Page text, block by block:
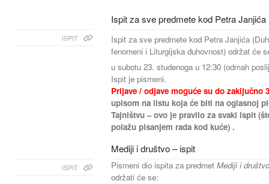
Ispit za sve predmete kod Petra Janjića
ISPIT
Ispit za sve predmete kod Petra Janjića
fenomeni i Liturgijska duhovnost) održat će
u subotu 23. studenoga u 12:30 (odmah
Ispit je pismeni.
Prijave / odjave moguće su do
upisom na listu koja će biti na oglasnoj
Tajništvu – ovo je pravilo za svaki ispit
polažu pisanjem rada kod kuće) .
Mediji i društvo – ispit
ISPIT Pismeni dio ispita za predmet Mediji i
održati će se: